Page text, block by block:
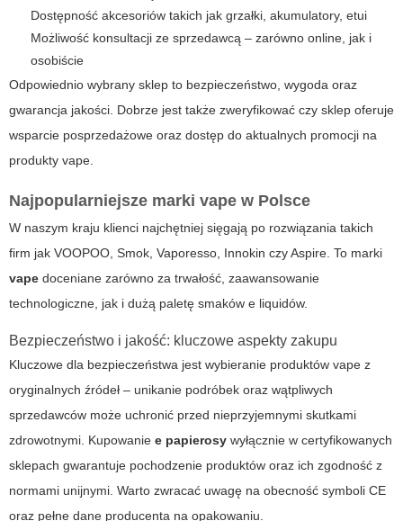
Dostępność akcesoriów takich jak grzałki, akumulatory, etui
Możliwość konsultacji ze sprzedawcą – zarówno online, jak i
osobiście
Odpowiednio wybrany sklep to bezpieczeństwo, wygoda oraz
gwarancja jakości. Dobrze jest także zweryfikować czy sklep oferuje
wsparcie posprzedażowe oraz dostęp do aktualnych promocji na
produkty vape.
Najpopularniejsze marki vape w Polsce
W naszym kraju klienci najchętniej sięgają po rozwiązania takich
firm jak VOOPOO, Smok, Vaporesso, Innokin czy Aspire. To marki
vape doceniane zarówno za trwałość, zaawansowanie
technologiczne, jak i dużą paletę smaków e liquidów.
Bezpieczeństwo i jakość: kluczowe aspekty zakupu
Kluczowe dla bezpieczeństwa jest wybieranie produktów vape z
oryginalnych źródeł – unikanie podróbek oraz wątpliwych
sprzedawców może uchronić przed nieprzyjemnymi skutkami
zdrowotnymi. Kupowanie e papierosy wyłącznie w certyfikowanych
sklepach gwarantuje pochodzenie produktów oraz ich zgodność z
normami unijnymi. Warto zwracać uwagę na obecność symboli CE
oraz pełne dane producenta na opakowaniu.